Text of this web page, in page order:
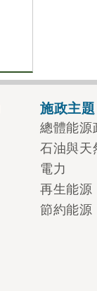
施政主題
總體能源
石油與天
電力
再生能源
節約能源